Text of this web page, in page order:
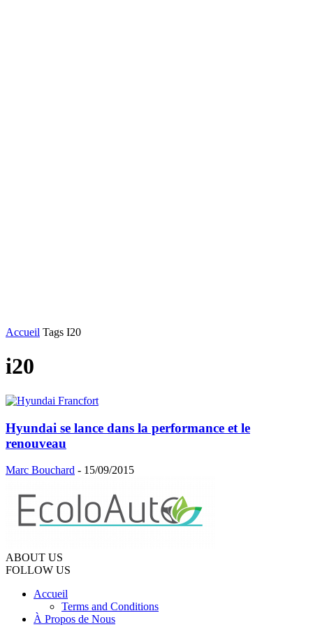
Accueil Tags I20
i20
Hyundai se lance dans la performance et le
renouveau
Marc Bouchard - 15/09/2015
ABOUT US
FOLLOW US
Accueil
Terms and Conditions
À Propos de Nous